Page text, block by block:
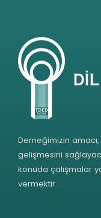
Derneğimizin
gelişmesini
konuda çalışmalar
vermektir.